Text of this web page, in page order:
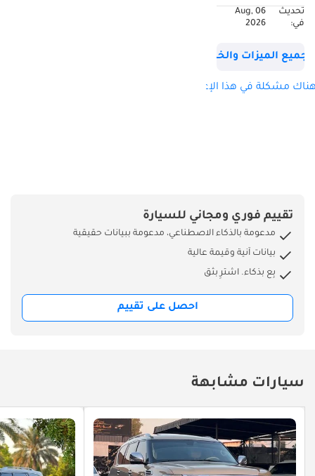
تحديث
في:
06 Aug,
2026
جميع الميزات والخصائص
مشكلة في هذا الإعلان؟
تقييم فوري ومجاني للسيارة
مدعومة بالذكاء الاصطناعي، مدعومة ببيانات حقيقية
بيانات آنية وقيمة عالية
بِع بذكاء. اشترِ بثق
احصل على تقييم
سيارات مشابهة